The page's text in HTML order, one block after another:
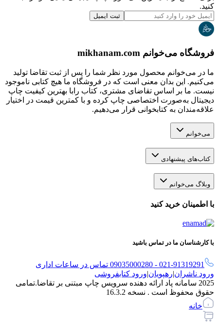
کنید.
ثبت ایمیل
فروشگاه می‌خوانم mikhanam.com
ما در می‌خوانم محصول مورد نظر شما را پس از ثبت تقاضا تولید
می‌کنیم. این بدان معنی است که در فروشگاه ما هیچ کتابی ناموجود
نیست. ما بر اساس تقاضای مشتری، کتاب رابا بهترین کیفیت چاپ
دیجیتال به‌صورت اختصاصی چاپ کرده و با کمترین قیمت در اختیار
علاقه‌مندان به کتابخوانی قرار می‌دهیم.
می‌خوانم
کتاب‌های پیشنهادی
وبلاگ می‌خوانم
با اطمینان خرید کنید
با کارشناسان ما در تماس باشید
021-91319291 - 09035000280 تماس در ساعات اداری
ورود ناشران|رهپویان|ورود کتابفروشی
2025 سامانه پاد ارائه دهنده سرویس چاپ مبتنی بر تقاضا.
تمامی
حقوق محفوظ است . نسخه 16.3.2
خانه